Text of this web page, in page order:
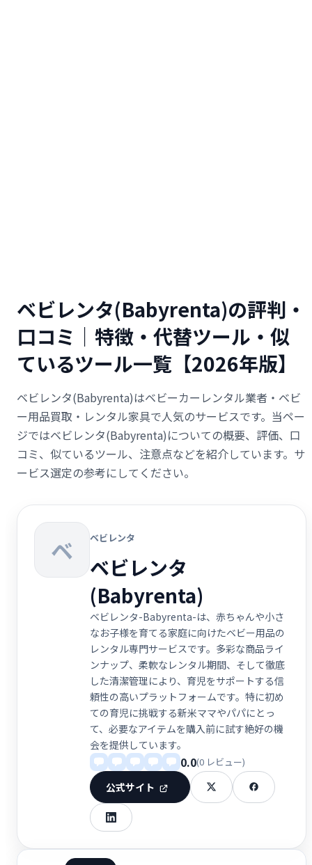
ベビレンタ(Babyrenta)の評判・
口コミ｜特徴・代替ツール・似
ているツール一覧【2026年版】
ベビレンタ(Babyrenta)はベビーカーレンタル業者・ベビ
ー用品買取・レンタル家具で人気のサービスです。当ペー
ジではベビレンタ(Babyrenta)についての概要、評価、口
コミ、似ているツール、注意点などを紹介しています。サ
ービス選定の参考にしてください。
ベ ベビレンタ
ベビレンタ
(Babyrenta)
ベビレンタ-Babyrenta-は、赤ちゃんや小さ
なお子様を育てる家庭に向けたベビー用品の
レンタル専門サービスです。多彩な商品ライ
ンナップ、柔軟なレンタル期間、そして徹底
した清潔管理により、育児をサポートする信
頼性の高いプラットフォームです。特に初め
ての育児に挑戦する新米ママやパパにとっ
て、必要なアイテムを購入前に試す絶好の機
会を提供しています。
0.0(0 レビュー)
公式サイト